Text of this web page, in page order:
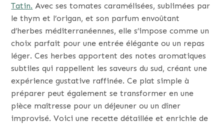
Tatin. Avec ses tomates caramélisées, sublimées par
le thym et l’origan, et son parfum envoûtant
d’herbes méditerranéennes, elle s’impose comme un
choix parfait pour une entrée élégante ou un repas
léger. Ces herbes apportent des notes aromatiques
subtiles qui rappellent les saveurs du sud, créant une
expérience gustative raffinée. Ce plat simple à
préparer peut également se transformer en une
pièce maîtresse pour un déjeuner ou un dîner
improvisé. Voici une recette détaillée et enrichie de